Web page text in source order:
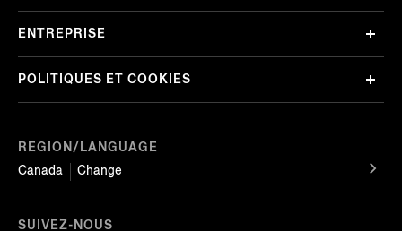
REGION/LANGUAGE
Canada
Change
ENTREPRISE
POLITIQUES ET COOKIES
SUIVEZ-NOUS